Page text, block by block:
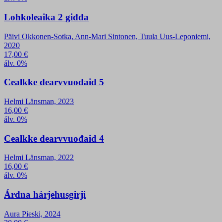
Lohkoleaika 2 giđđa
Päivi Okkonen-Sotka, Ann-Mari Sintonen, Tuula Uus-Leponiemi,
2020
17,00 €
álv. 0%
Cealkke dearvvuođaid 5
Helmi Länsman, 2023
16,00 €
álv. 0%
Cealkke dearvvuođaid 4
Helmi Länsman, 2022
16,00 €
álv. 0%
Árdna hárjehusgirji
Aura Pieski, 2024